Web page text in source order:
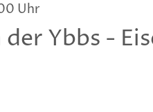
Uhr
Ybbs -